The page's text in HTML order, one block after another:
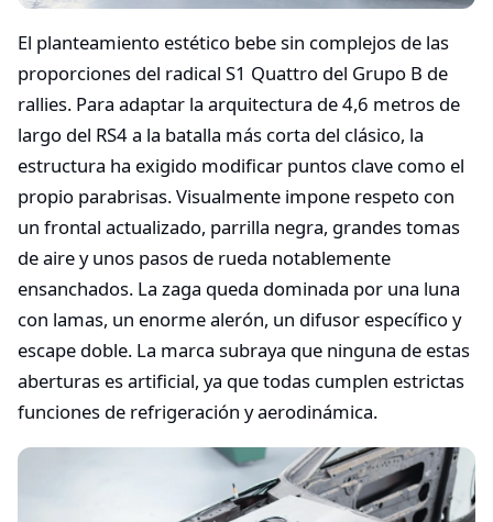
El planteamiento estético bebe sin complejos de las
proporciones del radical S1 Quattro del Grupo B de
rallies. Para adaptar la arquitectura de 4,6 metros de
largo del RS4 a la batalla más corta del clásico, la
estructura ha exigido modificar puntos clave como el
propio parabrisas. Visualmente impone respeto con
un frontal actualizado, parrilla negra, grandes tomas
de aire y unos pasos de rueda notablemente
ensanchados. La zaga queda dominada por una luna
con lamas, un enorme alerón, un difusor específico y
escape doble. La marca subraya que ninguna de estas
aberturas es artificial, ya que todas cumplen estrictas
funciones de refrigeración y aerodinámica.